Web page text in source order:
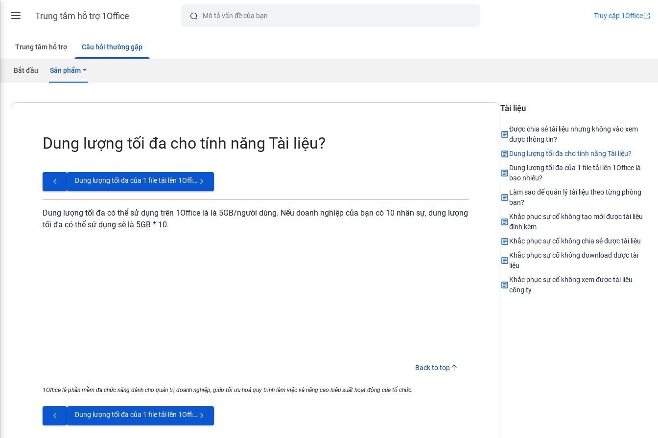
Trung tâm hỗ trợ 1Office Truy cập 1Office
Trung tâm hỗ trợ Câu hỏi thường gặp
Bắt đầu Sản phẩm
Dung lượng tối đa cho tính năng Tài liệu?
Dung lượng tối đa của 1 file tải lên 1Office là bao nhiêu?
Dung lượng tối đa có thể sử dụng trên 1Office là là 5GB/người dùng. Nếu doanh nghiệp của bạn có 10 nhân sự, dung lượng
tối đa có thể sử dụng sẽ là 5GB * 10.
Back to top
1Office là phần mềm đa chức năng dành cho quản trị doanh nghiệp, giúp tối ưu hoá quy trình làm việc và nâng cao hiệu suất hoạt động của tổ chức.
Dung lượng tối đa của 1 file tải lên 1Office là bao nhiêu?
Tài liệu
Được chia sẻ tài liệu nhưng không vào xem
được thông tin?
Dung lượng tối đa cho tính năng Tài liệu?
Dung lượng tối đa của 1 file tải lên 1Office là
bao nhiêu?
Làm sao để quản lý tài liệu theo từng phòng
ban?
Khắc phục sự cố không tạo mới được tài liệu
đính kèm
Khắc phục sự cố không chia sẻ được tài liệu
Khắc phục sự cố không download được tài
liệu
Khắc phục sự cố không xem được tài liệu
công ty